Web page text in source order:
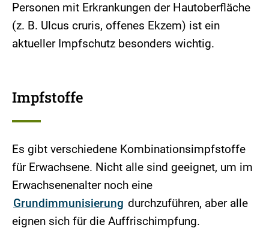
Personen mit Erkrankungen der Hautoberfläche
(z. B. Ulcus cruris, offenes Ekzem) ist ein
aktueller Impfschutz besonders wichtig.
Impfstoffe
Es gibt verschiedene Kombinationsimpfstoffe
für Erwachsene. Nicht alle sind geeignet, um im
Erwachsenenalter noch eine
Grundimmunisierung durchzuführen, aber alle
eignen sich für die Auffrischimpfung.